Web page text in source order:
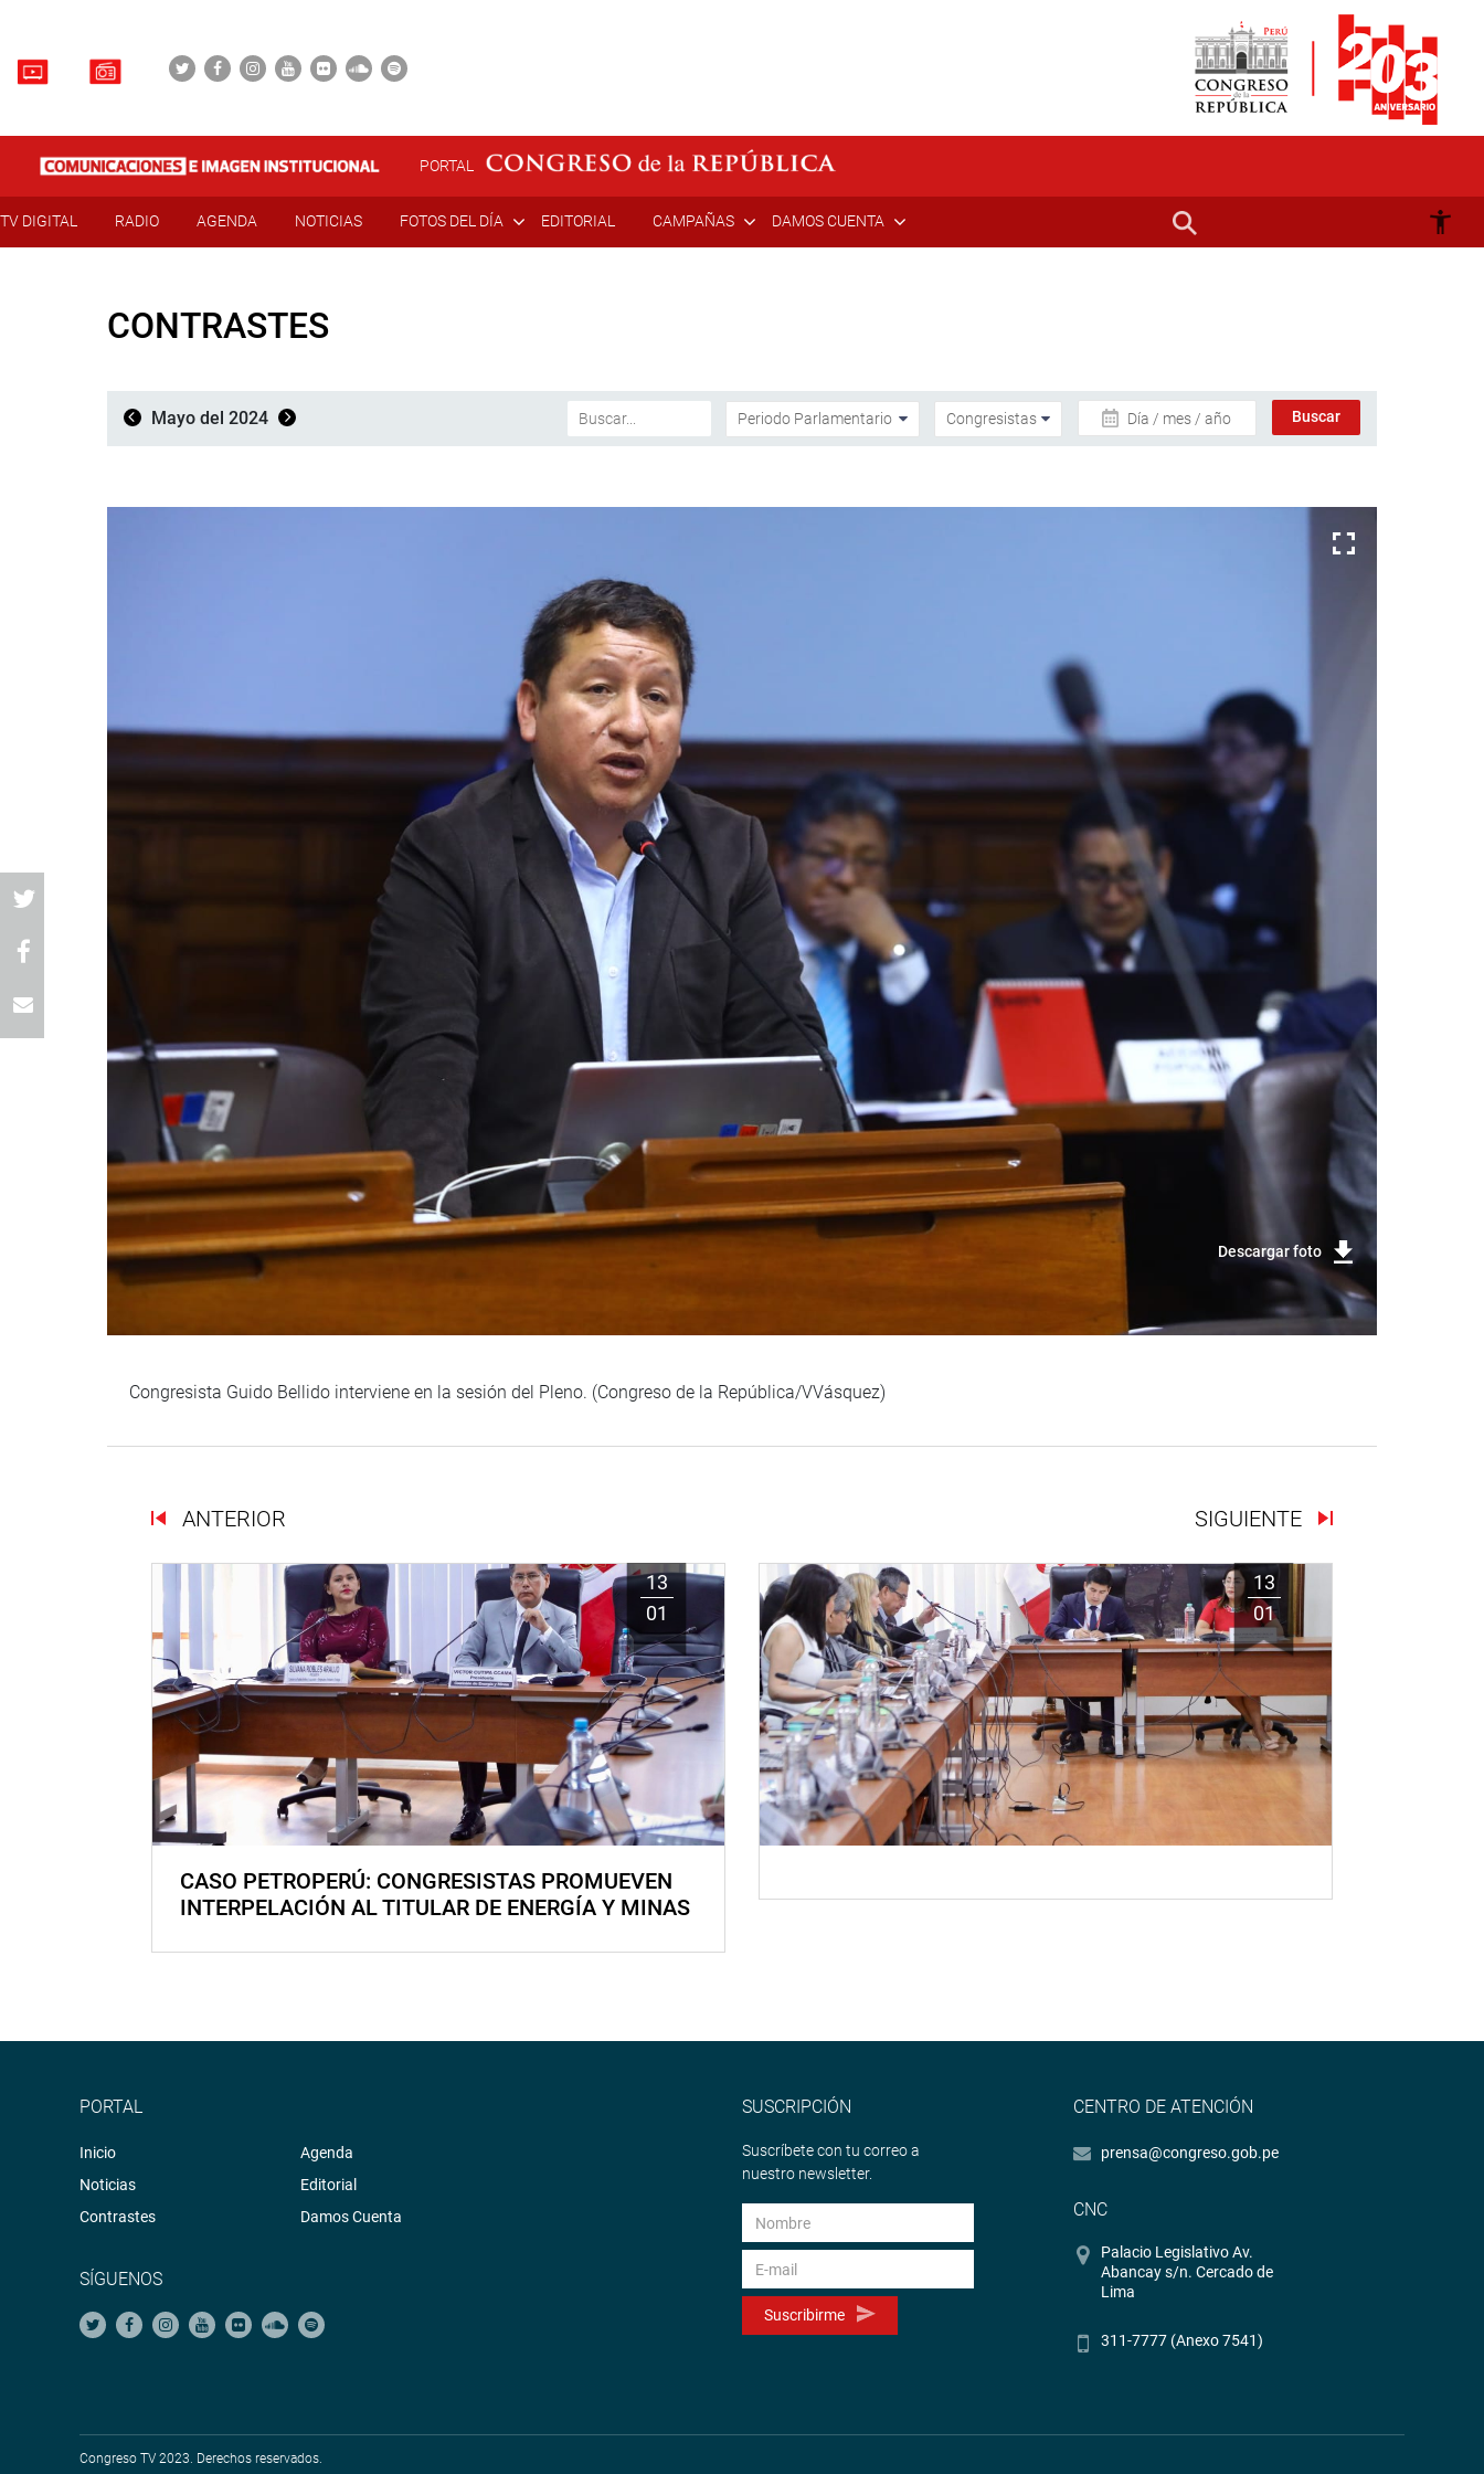
PORTAL
TV DIGITAL RADIO AGENDA NOTICIAS FOTOS DEL DÍA EDITORIAL CAMPAÑAS DAMOS CUENTA
CONTRASTES
Mayo del 2024 Día / mes / año
Descargar foto
Congresista Guido Bellido interviene en la sesión del Pleno. (Congreso de la República/VVásquez)
ANTERIOR SIGUIENTE
13
01
CASO PETROPERÚ: CONGRESISTAS PROMUEVEN
INTERPELACIÓN AL TITULAR DE ENERGÍA Y MINAS
13
01
PORTAL
Inicio
Noticias
Contrastes
Agenda
Editorial
Damos Cuenta
SÍGUENOS
SUSCRIPCIÓN
Suscríbete con tu correo a
nuestro newsletter.
Suscribirme
CENTRO DE ATENCIÓN
prensa@congreso.gob.pe
CNC
Palacio Legislativo Av.
Abancay s/n. Cercado de
Lima
311-7777 (Anexo 7541)
Congreso TV 2023. Derechos reservados.